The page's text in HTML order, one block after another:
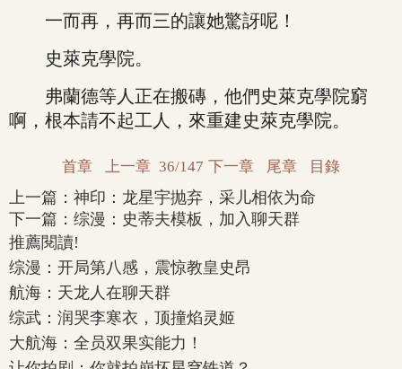
一而再，再而三的讓她驚訝呢！
史萊克學院。
弗蘭德等人正在搬磚，他們史萊克學院窮
啊，根本請不起工人，來重建史萊克學院。
首章 上一章 36/147 下一章 尾章 目錄
上一篇： 神印：龙星宇抛弃，采儿相依为命
下一篇： 综漫：史蒂夫模板，加入聊天群
推薦閱讀!
综漫：开局第八感，震惊教皇史昂
航海：天龙人在聊天群
综武：润哭李寒衣，顶撞焰灵姬
大航海：全员双果实能力！